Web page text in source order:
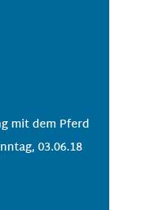
mit dem Pferd
03.06.18